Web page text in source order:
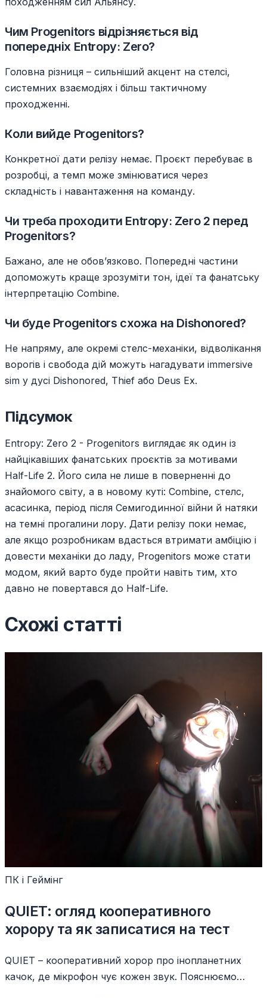
Чим Progenitors відрізняється від
попередніх Entropy: Zero?
Головна різниця – сильніший акцент на стелсі,
системних взаємодіях і більш тактичному
проходженні.
Коли вийде Progenitors?
Конкретної дати релізу немає. Проєкт перебуває в
розробці, а темп може змінюватися через
складність і навантаження на команду.
Чи треба проходити Entropy: Zero 2 перед
Progenitors?
Бажано, але не обов’язково. Попередні частини
допоможуть краще зрозуміти тон, ідеї та фанатську
інтерпретацію Combine.
Чи буде Progenitors схожа на Dishonored?
Не напряму, але окремі стелс-механіки, відволікання
ворогів і свобода дій можуть нагадувати immersive
sim у дусі Dishonored, Thief або Deus Ex.
Підсумок
Entropy: Zero 2 - Progenitors виглядає як один із
найцікавіших фанатських проєктів за мотивами
Half-Life 2. Його сила не лише в поверненні до
знайомого світу, а в новому куті: Combine, стелс,
асасинка, період після Семигодинної війни й натяки
на темні прогалини лору. Дати релізу поки немає,
але якщо розробникам вдасться втримати амбіцію і
довести механіки до ладу, Progenitors може стати
модом, який варто буде пройти навіть тим, хто
давно не повертався до Half-Life.
Схожі статті
ПК і Геймінг
QUIET: огляд кооперативного
хорору та як записатися на тест
QUIET – кооперативний хорор про інопланетних
качок, де мікрофон чує кожен звук. Пояснюємо